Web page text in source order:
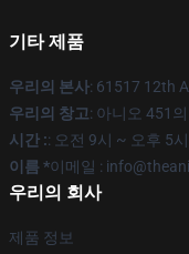
기타 제품
우리의 본사: 61517 12th
우리의 창고: 아니오 451
시간 :: 오전 9시 ~ 오후 5
이름 *이메일 :
우리의 회사
제품 정보